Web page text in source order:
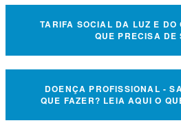
TARIFA SOCIAL DA LUZ E
QUE PRECISA DE
DOENÇA PROFISSIONAL -
QUE FAZER? LEIA AQUI O